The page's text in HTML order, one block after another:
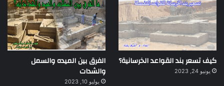
كيف تسعر بند القواعد الخرسانية؟
يونيو 24, 2023
الفرق بين الميده والسمل
والشدات
يوليو 10, 2023